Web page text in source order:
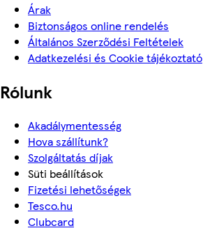
Árak
Biztonságos online rendelés
Általános Szerződési Feltételek
Adatkezelési és Cookie tájékoztató
Rólunk
Akadálymentesség
Hova szállítunk?
Szolgáltatás díjak
Süti beállítások
Fizetési lehetőségek
Tesco.hu
Clubcard